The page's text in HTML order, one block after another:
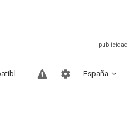
España
Sitios compatibles